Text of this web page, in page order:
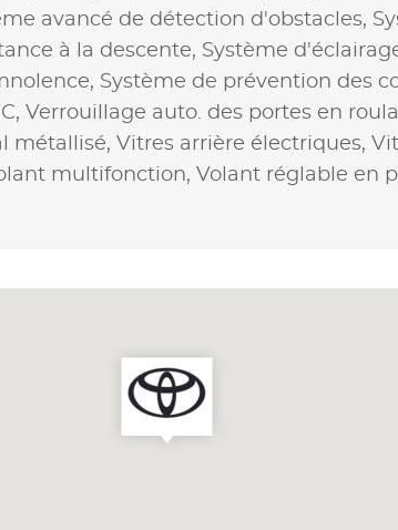
avancé de détection d'obstacles,
à la descente, Système
Système de prévention des
Verrouillage auto. des portes en
métallisé, Vitres arrière électriques,
multifonction, Volant réglable en